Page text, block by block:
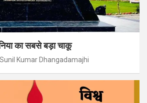
का सबसे बड़ा चाकू
Sunil Kumar Dhangadamajhi